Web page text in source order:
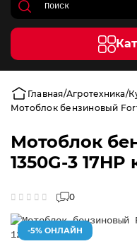
Главная Агротехника
Мотоблок бензиновый
Мотоблок
1350G-3 17HP
0
-5% ОНЛАЙН